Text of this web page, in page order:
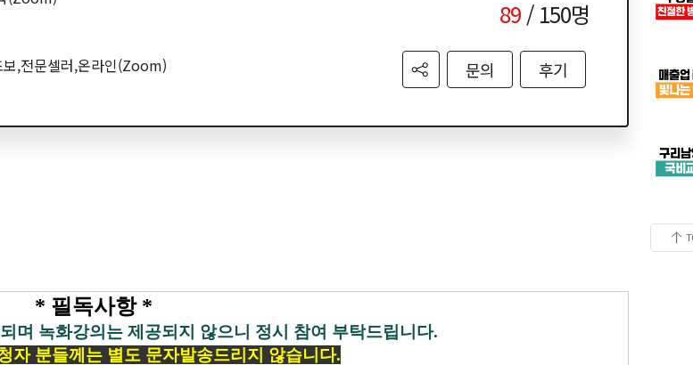
,전문셀러,온라인(Zoom)
89 / 150명
문의 후기
* 필독사항 *
며 녹화강의는 제공되지 않으니 정시 참여 부탁드립니다.
자 분들께는 별도 문자발송드리지 않습니다.